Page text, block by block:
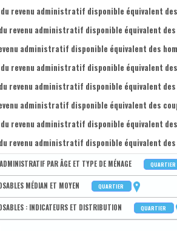
revenu administratif disponible équivalent
revenu administratif disponible équivalent des
administratif disponible équivalent des
revenu administratif disponible équivalent
revenu administratif disponible équivalent des
administratif disponible équivalent des
revenu administratif disponible équivalent
revenu administratif disponible équivalent des
PAR ÂGE ET TYPE DE MÉNAGE QUARTIER
- Arrondissement - Province - Quartier
administratif de la population
administratif des 0-17 ans
MÉDIAN ET MOYEN QUARTIER
- Arrondissement - Province - Quartier
par déclaration
: INDICATEURS ET DISTRIBUTION QUARTIER